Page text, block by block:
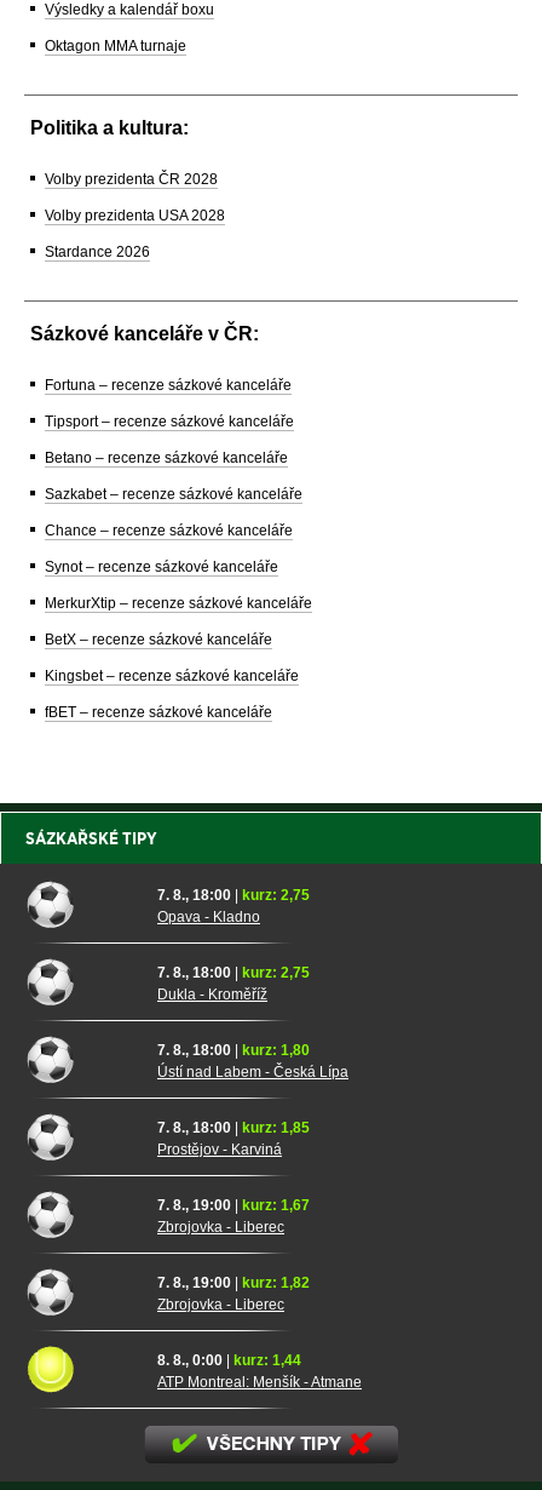
Výsledky a kalendář boxu
Oktagon MMA turnaje
Politika a kultura:
Volby prezidenta ČR 2028
Volby prezidenta USA 2028
Stardance 2026
Sázkové kanceláře v ČR:
Fortuna – recenze sázkové kanceláře
Tipsport – recenze sázkové kanceláře
Betano – recenze sázkové kanceláře
Sazkabet – recenze sázkové kanceláře
Chance – recenze sázkové kanceláře
Synot – recenze sázkové kanceláře
MerkurXtip – recenze sázkové kanceláře
BetX – recenze sázkové kanceláře
Kingsbet – recenze sázkové kanceláře
fBET – recenze sázkové kanceláře
SÁZKAŘSKÉ TIPY
7. 8., 18:00
kurz: 2,75
Opava - Kladno
7. 8., 18:00
kurz: 2,75
Dukla - Kroměříž
7. 8., 18:00
kurz: 1,80
Ústí nad Labem - Česká Lípa
7. 8., 18:00
kurz: 1,85
Prostějov - Karviná
7. 8., 19:00
kurz: 1,67
Zbrojovka - Liberec
7. 8., 19:00
kurz: 1,82
Zbrojovka - Liberec
8. 8., 0:00
kurz: 1,44
ATP Montreal: Menšík - Atmane